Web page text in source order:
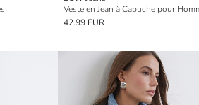
42.99 EUR